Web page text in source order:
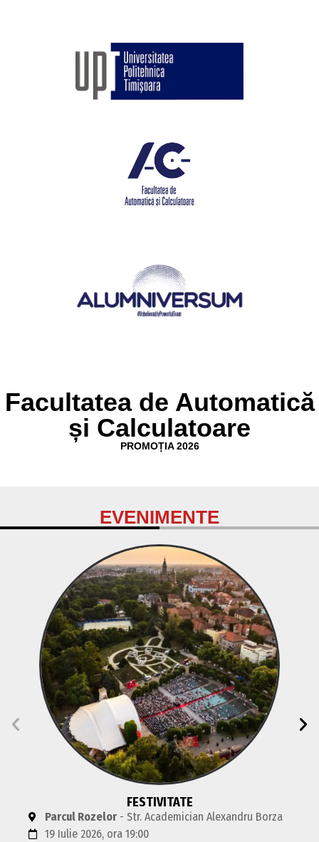
Facultatea de Automatică
și Calculatoare
PROMOȚIA 2026
EVENIMENTE
FESTIVITATE
Parcul Rozelor- Str. Academician Alexandru Borza
19 Iulie 2026, ora 19:00